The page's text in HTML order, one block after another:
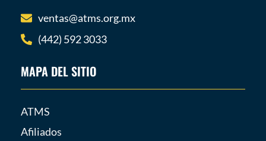
ventas@atms.org.mx
(442) 592 3033
MAPA DEL SITIO
ATMS
Afiliados